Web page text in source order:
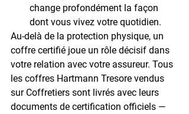
change profondément la façon
dont vous vivez votre quotidien.
Au-delà de la protection physique, un
coffre certifié joue un rôle décisif dans
votre relation avec votre assureur. Tous
les coffres Hartmann Tresore vendus
sur Coffretiers sont livrés avec leurs
documents de certification officiels —